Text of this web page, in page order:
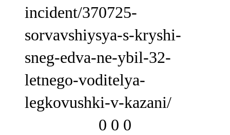
incident/370725-
sorvavshiysya-s-kryshi-
sneg-edva-ne-ybil-32-
letnego-voditelya-
legkovushki-v-kazani/
0 0 0